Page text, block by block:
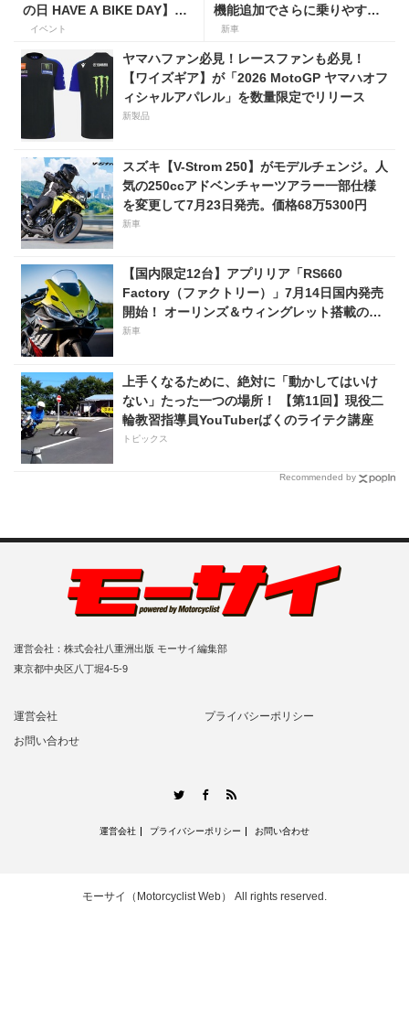
の日 HAVE A BIKE DAY】を
東京・秋葉原で開催！
イベント
機能追加でさらに乗りやすく
なった2026年モデルは、価格
80万800円〜で7月31日発
売！
新車
ヤマハファン必見！レースファンも必見！
【ワイズギア】が「2026 MotoGP ヤマハオフ
ィシャルアパレル」を数量限定でリリース
新製品
スズキ【V-Strom 250】がモデルチェンジ。人
気の250ccアドベンチャーツアラー一部仕様
を変更して7月23日発売。価格68万5300円
新車
【国内限定12台】アプリリア「RS660
Factory（ファクトリー）」7月14日国内発売
開始！ オーリンズ＆ウィングレット搭載の上
級仕様は価格198万円！
新車
上手くなるために、絶対に「動かしてはいけ
ない」たった一つの場所！ 【第11回】現役二
輪教習指導員YouTuberばくのライテク講座
トピックス
Recommended by
運営会社：株式会社八重洲出版 モーサイ編集部
東京都中央区八丁堀4-5-9
運営会社
プライバシーポリシー
お問い合わせ
TwitterFacebook
運営会社 プライバシーポリシー お問い合わせ
モーサイ（Motorcyclist Web） All rights reserved.